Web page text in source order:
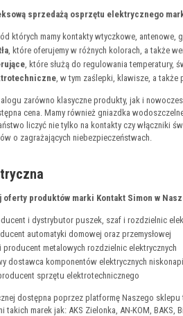
sprzedażą osprzętu elektrycznego
których mamy kontakty wtyczkowe, antenowe,
, które oferujemy w różnych kolorach, a także
, które służą do regulowania temperatury,
, w tym zaślepki, klawisze, a także
zarówno klasyczne produkty, jak i
cena. Mamy również gniazdka
liczyć nie tylko na kontakty czy włączniki
o zagrażających niebezpieczeństwach.
produktów marki Kontakt Simon w
i dystrybutor puszek, szaf i rozdzielnic
automatyki domowej oraz przemysłowej
producent metalowych rozdzielnic elektrycznych
dostawca komponentów elektrycznych
sprzętu elektrotechnicznego
dostępna poprzez platformę Naszego
marek jak: AKS Zielonka, AN-KOM, BAKS,